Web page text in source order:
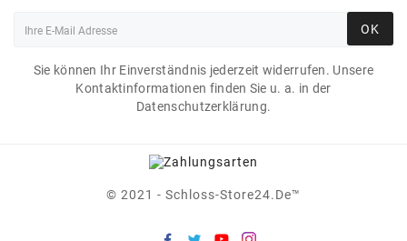
OK
Sie können Ihr Einverständnis jederzeit widerrufen. Unsere
Kontaktinformationen finden Sie u. a. in der
Datenschutzerklärung.
© 2021 - Schloss-Store24.de™